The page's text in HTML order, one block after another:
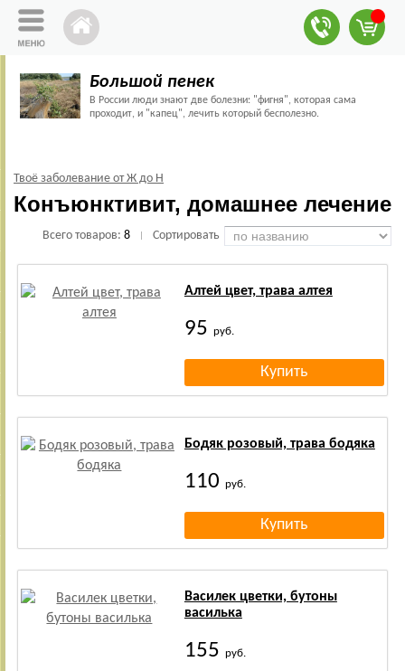
Большой пенек
В России люди знают две болезни: "фигня", которая сама
проходит, и "капец", лечить который бесполезно.
Твоё заболевание от Ж до Н
Конъюнктивит, домашнее лечение
Всего товаров: 8 Сортировать
Алтей цвет, трава алтея
95 руб.
Бодяк розовый, трава бодяка
110 руб.
Василек цветки, бутоны
василька
155 руб.